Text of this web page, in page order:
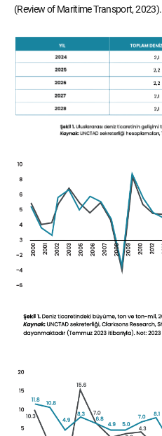
(Review of Maritime Transport, 2023).